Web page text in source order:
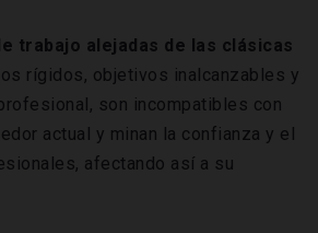
trabajo alejadas de las clásicas
rígidos, objetivos inalcanzables y
son incompatibles con
actual y minan la confianza y el
afectando así a su